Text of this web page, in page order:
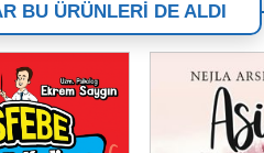
BU ÜRÜNLERİ DE ALDI